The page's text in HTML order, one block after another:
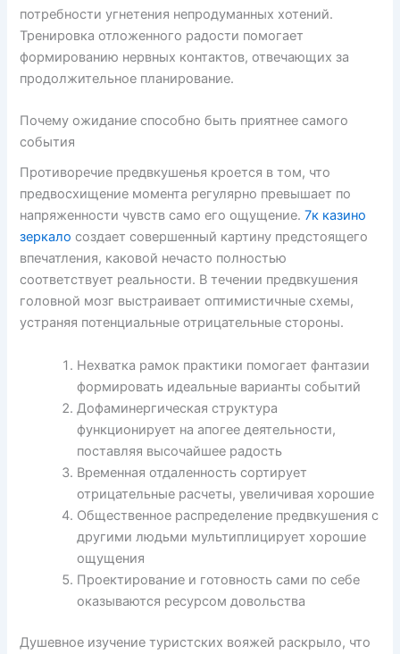
потребности угнетения непродуманных хотений.
Тренировка отложенного радости помогает
формированию нервных контактов, отвечающих за
продолжительное планирование.
Почему ожидание способно быть приятнее самого
события
Противоречие предвкушенья кроется в том, что
предвосхищение момента регулярно превышает по
напряженности чувств само его ощущение.7к казино
зеркало создает совершенный картину предстоящего
впечатления, каковой нечасто полностью
соответствует реальности. В течении предвкушения
головной мозг выстраивает оптимистичные схемы,
устраняя потенциальные отрицательные стороны.
Нехватка рамок практики помогает фантазии
формировать идеальные варианты событий
Дофаминергическая структура
функционирует на апогее деятельности,
поставляя высочайшее радость
Временная отдаленность сортирует
отрицательные расчеты, увеличивая хорошие
Общественное распределение предвкушения с
другими людьми мультиплицирует хорошие
ощущения
Проектирование и готовность сами по себе
оказываются ресурсом довольства
Душевное изучение туристских вояжей раскрыло, что